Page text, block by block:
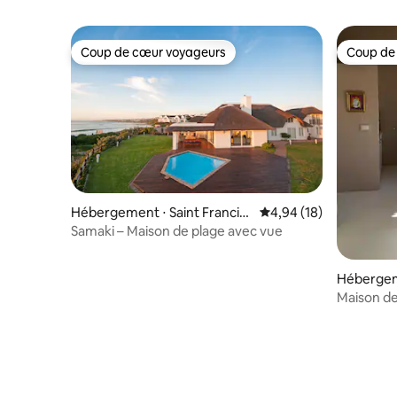
Coup de cœur voyageurs
Coup de cœur voyageurs
Hébergement ⋅ Saint Francis
Bay
Évaluation moyenne
4,94 (18)
Samaki – Maison de plage avec vue
Coup
Coup
Bay
Maison